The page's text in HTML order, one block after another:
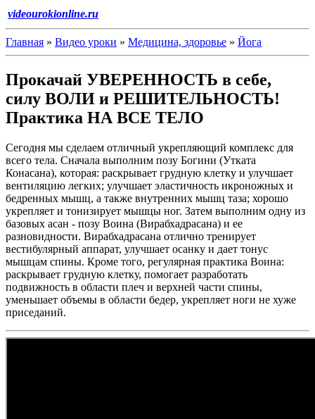
videourokionline.ru
Главная » Видео уроки » Медицина, здоровье » Йога
Прокачай УВЕРЕННОСТЬ в себе,
силу ВОЛИ и РЕШИТЕЛЬНОСТЬ!
Практика НА ВСЕ ТЕЛО
Сегодня мы сделаем отличный укрепляющий комплекс для
всего тела. Сначала выполним позу Богини (Утката
Конасана), которая: раскрывает грудную клетку и улучшает
вентиляцию легких; улучшает эластичность икроножных и
бедренных мышц, а также внутренних мышц таза; хорошо
укрепляет и тонизирует мышцы ног. Затем выполним одну из
базовых асан - позу Воина (Вирабхадрасана) и ее
разновидности. Вирабхадрасана отлично тренирует
вестибулярный аппарат, улучшает осанку и дает тонус
мышцам спины. Кроме того, регулярная практика Воина:
раскрывает грудную клетку, помогает разработать
подвижность в области плеч и верхней части спины,
уменьшает объемы в области бедер, укрепляет ноги не хуже
приседаний.